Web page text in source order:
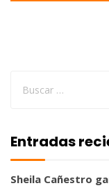
Entradas
Sheila Cañestro